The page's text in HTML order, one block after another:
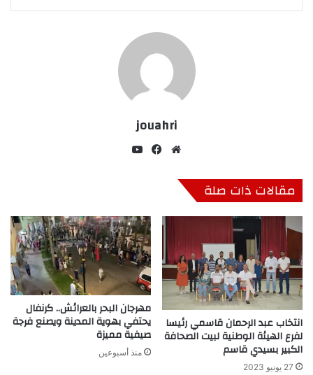
jouahri
موق
في
مقالات ذات صلة
انتخاب عبد الرحمان قاسمي رئيسا
لفرع الهيئة الوطنية لبيت الصحافة
الكبير بسيدي قاسم
27 يونيو 2023
مهرجان البحر بالعرائش.. كرنفال
يحتفي بهوية المدينة ويصنع فرجة
صيفية مميزة
منذ أسبوعين